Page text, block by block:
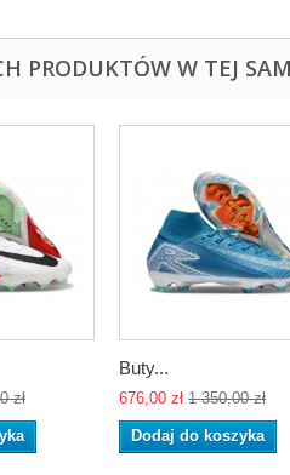
PRODUKTÓW W TEJ
zł
Buty...
676,00 zł 1 350,00 zł
Dodaj do koszyka